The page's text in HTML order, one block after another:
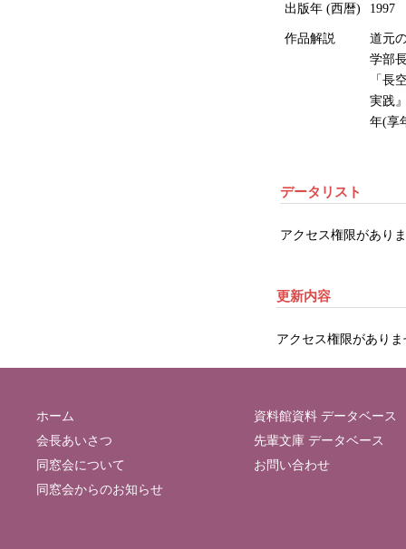
出版年 (西暦) 1997
作品解説
道元
学部
「長
実践
年(享
データリスト
アクセス権限があり
更新内容
アクセス権限があり
ホーム
会長あいさつ
同窓会について
同窓会からのお知らせ
資料館資料 データベース
先輩文庫 データベース
お問い合わせ